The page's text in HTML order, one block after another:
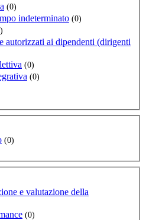
(0)
indeterminato (0)
autorizzati ai dipendenti (dirigenti
(0)
(0)
(0)
e valutazione della
(0)